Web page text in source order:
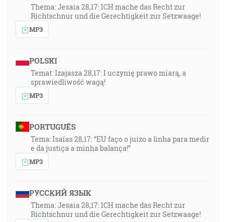
Thema: Jesaia 28,17: ICH mache das Recht zur
Richtschnur und die Gerechtigkeit zur Setzwaage!
MP3
POLSKI
Temat: Izajasza 28,17: I uczynię prawo miarą, a
sprawiedliwość wagą!
MP3
PORTUGUÊS
Tema: Isaías 28,17: “EU faço o juizo a linha para medir
e da justiça a minha balança!”
MP3
РУССКИЙ ЯЗЫК
Thema: Jesaia 28,17: ICH mache das Recht zur
Richtschnur und die Gerechtigkeit zur Setzwaage!